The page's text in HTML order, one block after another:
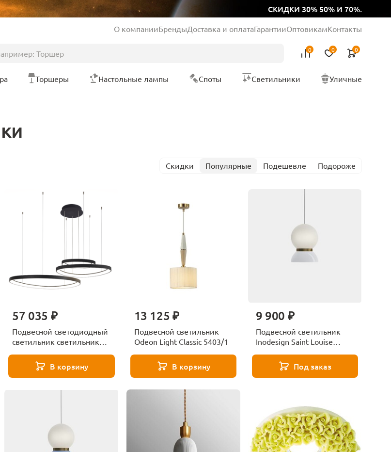
СКИДКИ 30% 50% И 70%.
О компанииБрендыДоставка и оплатаГарантииОптовикамКонтакты
0 0 0
Торшеры Настольные лампы Споты Светильники Уличные
Скидки Популярные Подешевле Подороже
57 035 ₽
Подвесной светодиодный
светильник светильник
В корзину
13 125 ₽
Подвесной светильник
Odeon Light Classic 5403/1
В корзину
9 900 ₽
Подвесной светильник
Inodesign Saint Louise
Под заказ